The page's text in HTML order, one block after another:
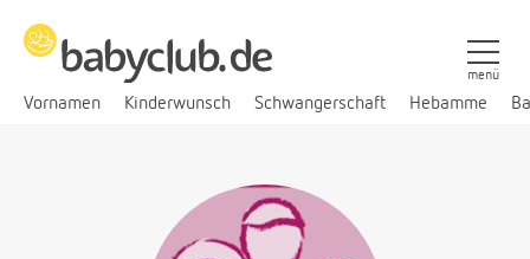
Vornamen Kinderwunsch Schwangerschaft Hebamme
menü